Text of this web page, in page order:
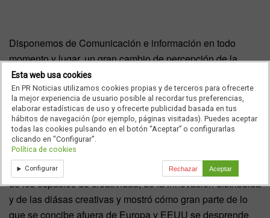
Disponemos de Comunicación e información en todo
momento y lugar, un gran cambio de percepción de la
realidad obra de la telefonía móvil, junto con Intet el otro
gran fenómeno tecnológico de pacto social.Francis
Pisanihabló de los innovadores y emprendedores que
encontró durante su vuelta al mundo de la innovación: 45
ciudades, 32 países, 5 continentes, en el marco del
proyecto de su blog Winch5, alojado en la web de
Fundación Telefónica
. En concreto se refirió a la tancia
de los espacios de creatividad, de la innovación distribuida
y de las diásas creativas y mostró cómo gran parte de lo
que se concibe afuera de Europa y EEUU se desprende
Esta web usa cookies
En PR Noticias utilizamos cookies propias y de terceros para ofrecerte
la mejor experiencia de usuario posible al recordar tus preferencias,
elaborar estadísticas de uso y ofrecerte publicidad basada en tus
hábitos de navegación (por ejemplo, páginas visitadas). Puedes aceptar
todas las cookies pulsando en el botón “Aceptar” o configurarlas
clicando en "Configurar".
Política de cookies
Configurar Rechazar Aceptar